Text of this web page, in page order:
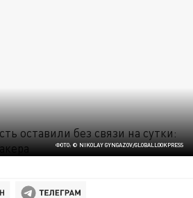
ФОТО: © NIKOLAY GYNGAZOV/GLOBALLOOKPRESS